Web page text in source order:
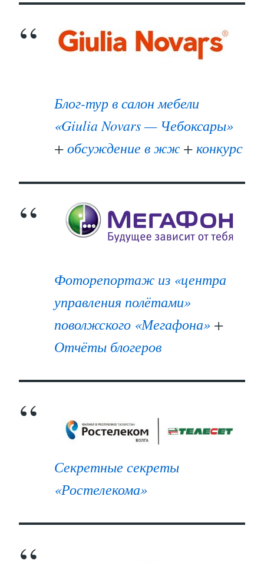
Блог-тур в салон мебели
«Giulia Novars — Чебоксары»
+обсуждение в жж + конкурс
Фоторепортаж из «центра
управления полётами»
поволжского «Мегафона» +
Отчёты блогеров
Секретные секреты
«Ростелекома»